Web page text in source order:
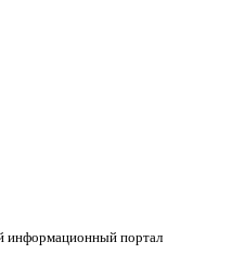
информационный портал